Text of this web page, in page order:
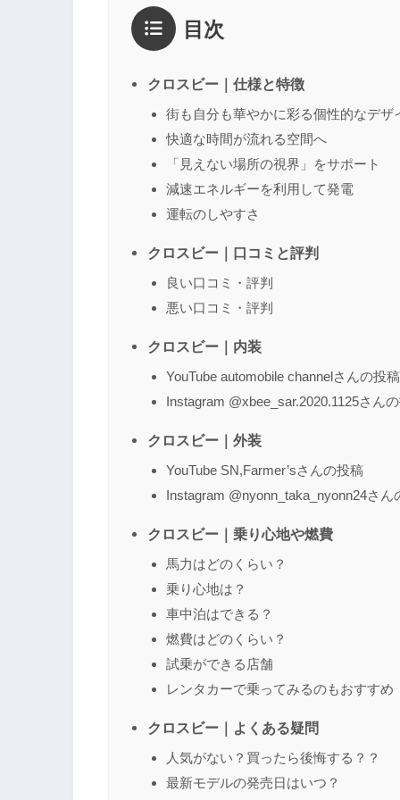
2点
1点
感想*
目次
クロスビー｜仕様と特徴
街も自分も華やかに彩る個性的なデザ
快適な時間が流れる空間へ
「見えない場所の視界」をサポート
減速エネルギーを利用して発電
運転のしやすさ
クロスビー｜口コミと評判
良い口コミ・評判
悪い口コミ・評判
クロスビー｜内装
YouTube automobile channelさんの投稿
Instagram @xbee_sar.2020.1125さん
クロスビー｜外装
YouTube SN,Farmer’sさんの投稿
Instagram @nyonn_taka_nyonn24さん
クロスビー｜乗り心地や燃費
馬力はどのくらい？
乗り心地は？
車中泊はできる？
燃費はどのくらい？
試乗ができる店舗
レンタカーで乗ってみるのもおすすめ
クロスビー｜よくある疑問
人気がない？買ったら後悔する？？
最新モデルの発売日はいつ？